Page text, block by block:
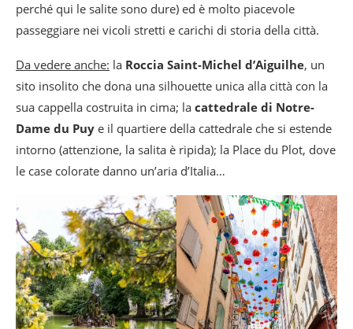
perché qui le salite sono dure) ed è molto piacevole
passeggiare nei vicoli stretti e carichi di storia della città.
Da vedere anche: la Roccia Saint-Michel d’Aiguilhe, un
sito insolito che dona una silhouette unica alla città con la
sua cappella costruita in cima; la cattedrale di Notre-
Dame du Puy e il quartiere della cattedrale che si estende
intorno (attenzione, la salita è ripida); la Place du Plot, dove
le case colorate danno un’aria d’Italia…